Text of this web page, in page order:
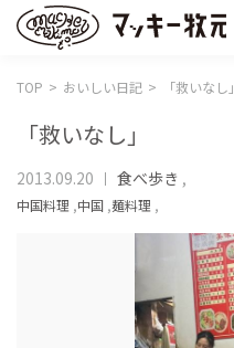
TOP おいしい日記 「救いなし」
「救いなし」
2013.09.20 食べ歩き ,
中国料理 ,中国 ,麺料理 ,